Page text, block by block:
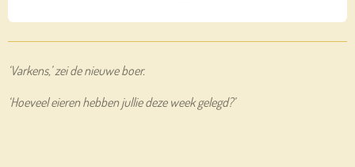
‘Varkens,’ zei de nieuwe boer.
‘Hoeveel eieren hebben jullie deze week gelegd?’